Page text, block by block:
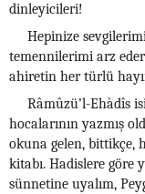
dinleyicileri!
Hepinize
temennilerimi arz
ahiretin her türlü
Râmûzü’l-Ehàdîs
hocalarının yazmış
okuna gelen, bittikçe,
kitabı. Hadislere göre
sünnetine uyalım,